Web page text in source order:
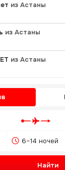
из Астаны
из Астаны
из Астаны
6–14 ночей
Найти